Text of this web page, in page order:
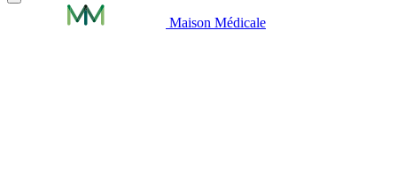
Maison Médicale